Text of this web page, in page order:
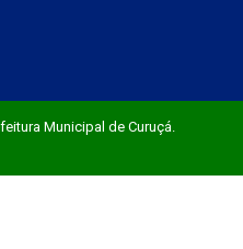
Municipal de Curuçá.